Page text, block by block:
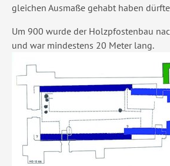
gleichen Ausmaße gehabt haben
Um 900 wurde der Holzpfostenbau
und war mindestens 20 Meter lang.